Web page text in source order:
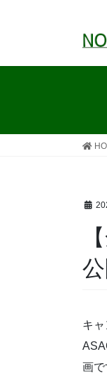
キ
画で